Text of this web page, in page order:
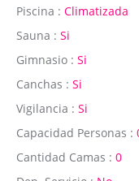
Piscina : Climatizada
Sauna : Si
Gimnasio : Si
Canchas : Si
Vigilancia : Si
Capacidad Personas :
Cantidad Camas : 0